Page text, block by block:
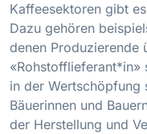
Kaffeesektoren gibt
Dazu gehören
denen Produzierende
«Rohstofflieferant*in»
in der Wertschöpfung
Bäuerinnen und
der Herstellung und